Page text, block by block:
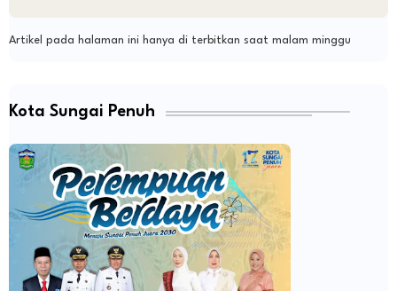
Artikel pada halaman ini hanya di terbitkan saat malam minggu
Kota Sungai Penuh